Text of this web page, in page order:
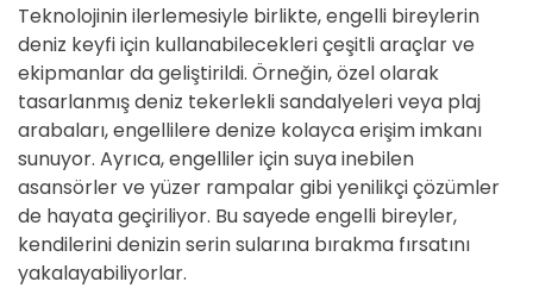
Teknolojinin ilerlemesiyle birlikte, engelli bireylerin
deniz keyfi için kullanabilecekleri çeşitli araçlar ve
ekipmanlar da geliştirildi. Örneğin, özel olarak
tasarlanmış deniz tekerlekli sandalyeleri veya plaj
arabaları, engellilere denize kolayca erişim imkanı
sunuyor. Ayrıca, engelliler için suya inebilen
asansörler ve yüzer rampalar gibi yenilikçi çözümler
de hayata geçiriliyor. Bu sayede engelli bireyler,
kendilerini denizin serin sularına bırakma fırsatını
yakalayabiliyorlar.